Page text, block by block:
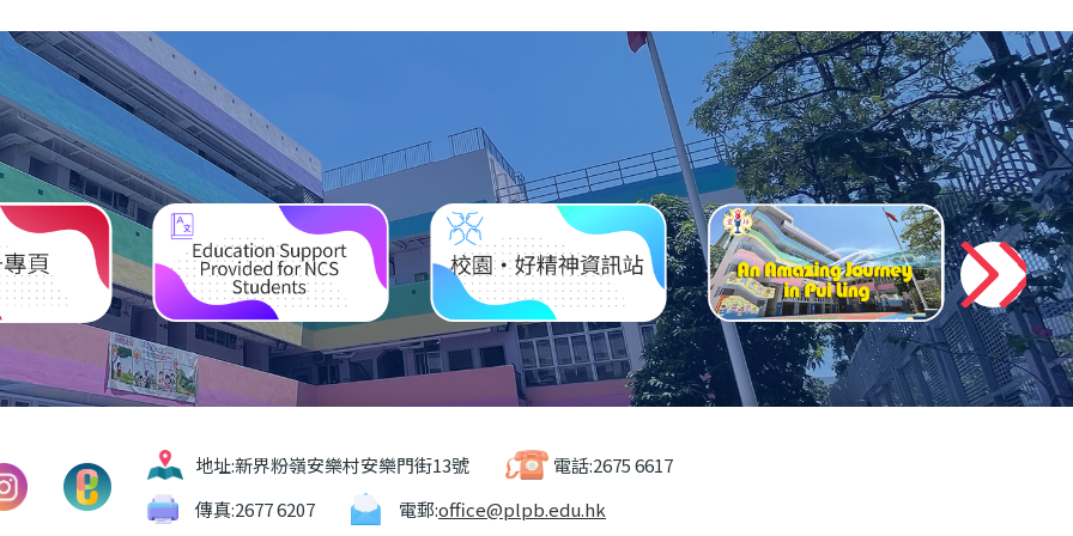
地址:新界粉嶺安樂村安樂門街13號 電話:2675 6617
傳真:2677 6207 電郵:office@plpb.edu.hk